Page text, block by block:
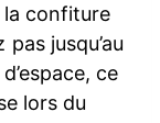
confiture
jusqu’au
ce
lors du